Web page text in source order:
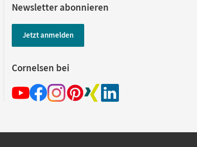
Newsletter abonnieren
Jetzt anmelden
Cornelsen bei